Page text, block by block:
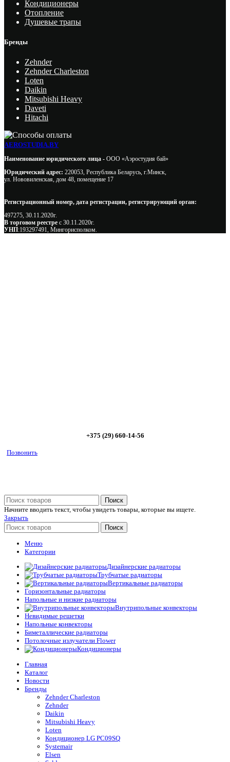
Кондиционеры
Отопление
Душевые трапы
Бренды
Zehnder
Zehnder Charleston
Loten
Daikin
Mitsubishi Heavy
Daveti
Hitachi
AEROSTUDIA.BY
Наименование юридического лица - ООО «Аэростудия бай»
Юридический адрес: 220053, Республика Беларусь, г.Минск,
ул. Нововиленская, дом 48, помещение 17
Регистрационный номер, дата регистрации, регистрирующий орган:
497275, 30.11.2020г.
В торговом реестре с 30.11.2020г.
УНП:193297491, Мингорисполком.
+375 (29) 660-14-56
Позвонить
Поиск
Начните вводить текст, чтобы увидеть товары, которые вы ищете.
Закрыть
Поиск
Меню
Категории
Дизайнерские радиаторы
Трубчатые радиаторы
Вертикальные радиаторы
Горизонтальные радиаторы
Напольные и низкие радиаторы
Внутрипольные конвекторы
Невидимые решетки
Напольные конвекторы
Биметаллические радиаторы
Потолочные излучатели Flower
Кондиционеры
Главная
Каталог
Новости
Бренды
Zehnder Charleston
Zehnder
Daikin
Mitsubishi Heavy
Loten
Кондиционер LG PC09SQ
Systemair
Elsen